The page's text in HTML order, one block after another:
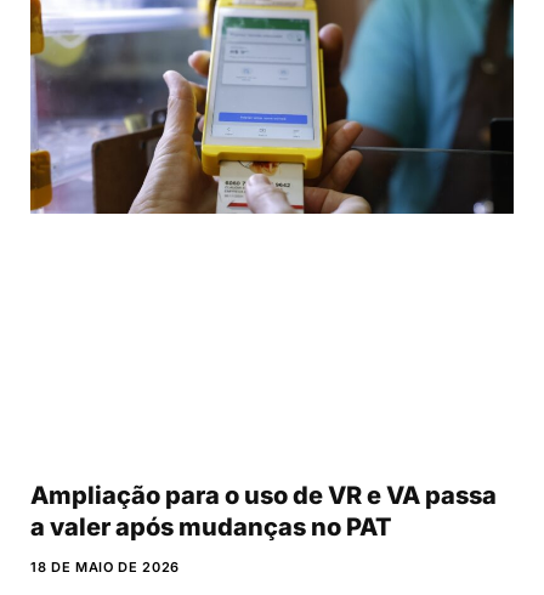
Ampliação para o uso de VR e VA passa
a valer após mudanças no PAT
18 DE MAIO DE 2026